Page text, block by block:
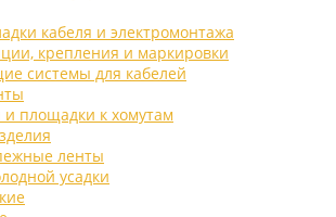
кабеля и электромонтажа
крепления и маркировки
системы для кабелей
площадки к хомутам
ленты
усадки